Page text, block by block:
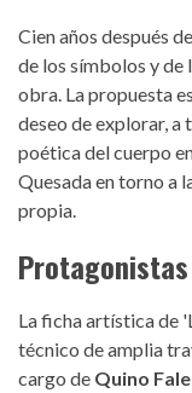
Cien años después
de los símbolos y de
obra. La propuesta
deseo de explorar, a
poética del cuerpo
Quesada en torno a
propia.
Protagonistas
La ficha artística de
técnico de amplia
cargo de Quino